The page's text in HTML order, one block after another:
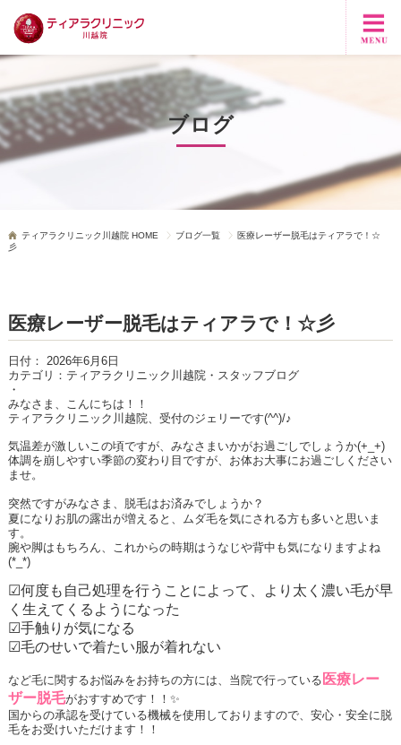
ブログ
ティアラクリニック川越院 HOME ブログ一覧
医療レーザー脱毛はティアラで！☆
彡
医療レーザー脱毛はティアラで！☆彡
日付： 2026年6月6日
カテゴリ： ティアラクリニック川越院・スタッフブログ
・
みなさま、こんにちは！！
ティアラクリニック川越院、受付のジェリーです(^^)/♪
気温差が激しいこの頃ですが、みなさまいかがお過ごしでしょうか(+_+)
体調を崩しやすい季節の変わり目ですが、お体お大事にお過ごしください
ませ。
突然ですがみなさま、 脱毛はお済みでしょうか？
夏になりお肌の露出が増えると、ムダ毛を気にされる方も多いと思いま
す。
腕や脚はもちろん、これからの時期はうなじや背中も気になりますよね
(*_*)
☑何度も自己処理を行うことによって、より太く濃い毛が早
く生えてくるようになった
☑手触りが気になる
☑毛のせいで着たい服が着れない
など毛に関するお悩みをお持ちの方には、当院で行っている 医療レー
ザー脱毛がおすすめです！！✨
国からの承認を受けている機械を使用しておりますので、安心・安全に脱
毛をお受けいただけます！！